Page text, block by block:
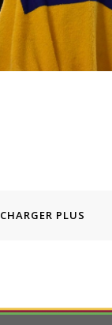
CHARGER PLUS